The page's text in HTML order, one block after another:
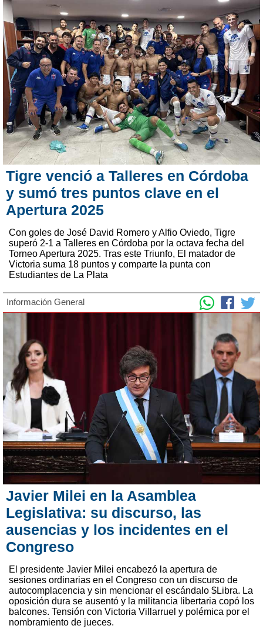
Tigre venció a Talleres en Córdoba
y sumó tres puntos clave en el
Apertura 2025
Con goles de José David Romero y Alfio Oviedo, Tigre
superó 2-1 a Talleres en Córdoba por la octava fecha del
Torneo Apertura 2025. Tras este Triunfo, El matador de
Victoria suma 18 puntos y comparte la punta con
Estudiantes de La Plata
Información General
Javier Milei en la Asamblea
Legislativa: su discurso, las
ausencias y los incidentes en el
Congreso
El presidente Javier Milei encabezó la apertura de
sesiones ordinarias en el Congreso con un discurso de
autocomplacencia y sin mencionar el escándalo $Libra. La
oposición dura se ausentó y la militancia libertaria copó los
balcones. Tensión con Victoria Villarruel y polémica por el
nombramiento de jueces.